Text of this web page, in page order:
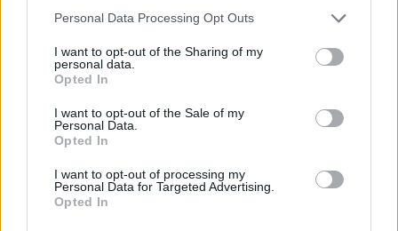
Please note that this website/app uses one or more Google
not limited to your visit or usage behaviour. You may click to
grant or deny consent to Google and its third-party tags to
use your data for below specified purposes in below Google
consent section.
Personal Data Processing Opt Outs
I want to opt-out of the Sharing of my
personal data.
Opted In
I want to opt-out of the Sale of my
Personal Data.
Opted In
I want to opt-out of processing my
Personal Data for Targeted Advertising.
Opted In
hozták meg a kellő sikert: A világszerte eladott 10 millió
példányból 2,5 milliót adtak csupán el az Egyesült
Államok földjén.
8. Saturn - A fejlett techonlógia nem minden
A 8. helyen ismét egy Sega áll. A Saturn néhány hónappal
a Playstation előtt érkezett a piacra 1995-ben, 399
dolláros árcédulát viselve. A gép bukását az